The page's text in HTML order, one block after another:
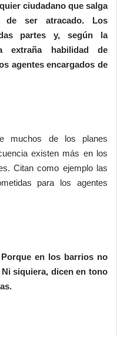
ciudadano que salga
ser atracado. Los
partes y, según la
extraña habilidad de
agentes encargados de
muchos de los planes
existen más en los
Citan como ejemplo las
para los agentes
en los barrios no
siquiera, dicen en tono